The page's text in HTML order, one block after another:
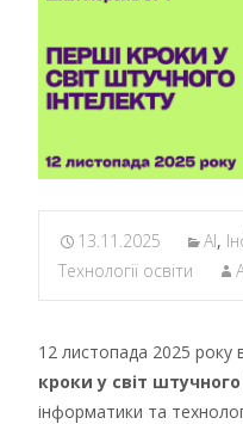
13.11.2025 AI,
Технології освіти
12 листопада 2025 року
кроки у світ
інформатики та